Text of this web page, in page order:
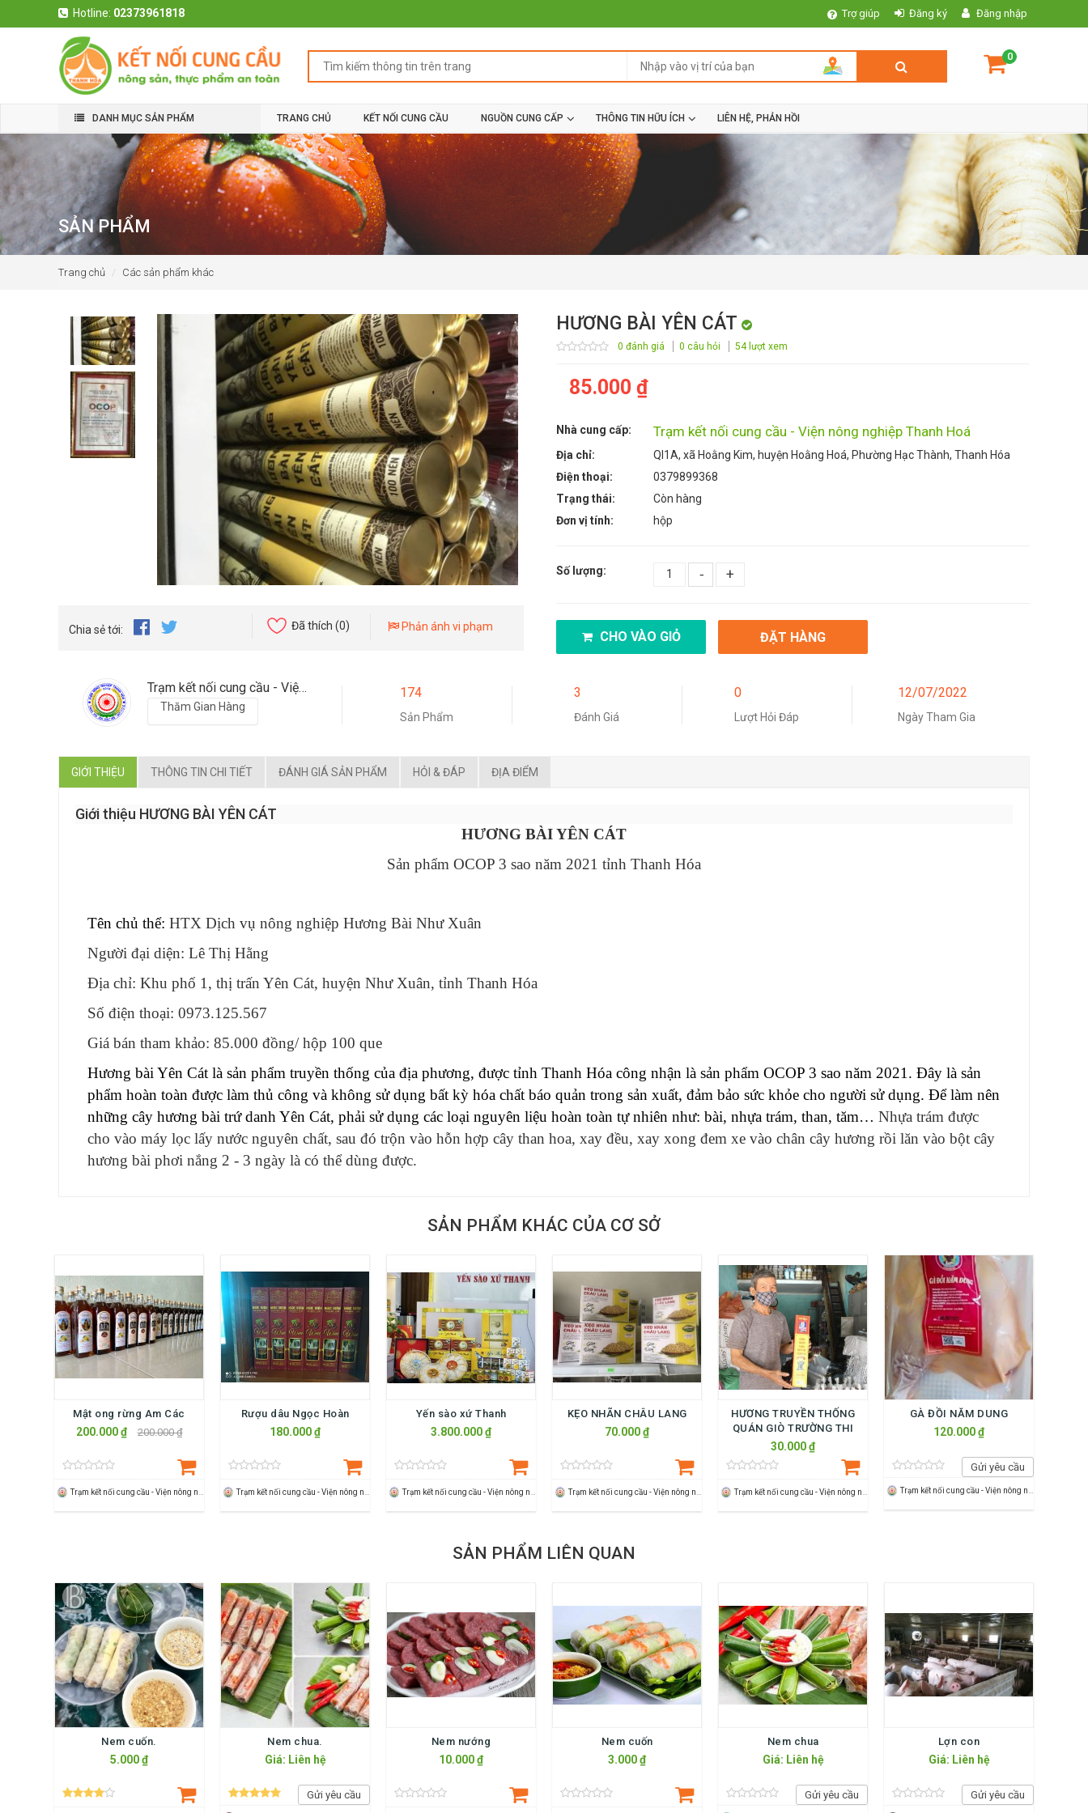
Hotline: 02373961818 Trợ giúp Đăng ký Đăng nhập
0
DANH MỤC SẢN PHẨM TRANG CHỦ KẾT NỐI CUNG CẦU NGUỒN CUNG CẤP THÔNG TIN HỮU ÍCH LIÊN HỆ, PHẢN HỒI
SẢN PHẨM
Trang chủ Các sản phẩm khác
Chia sẻ tới: Đã thích (0) Phản ánh vi phạm
HƯƠNG BÀI YÊN CÁT
0 đánh giá 0 câu hỏi 54 lượt xem
85.000 ₫
Nhà cung cấp: Trạm kết nối cung cầu - Viện nông nghiệp Thanh Hoá
Địa chỉ:
Ql1A, xã Hoằng Kim, huyện Hoằng Hoá, Phường Hạc Thành, Thanh Hóa
Điện thoại:
0379899368
Trạng thái:
Còn hàng
Đơn vị tính:
hộp
Số lượng: - +
CHO VÀO GIỎ ĐẶT HÀNG
Trạm kết nối cung cầu - Viện nông nghiệp Thanh Hoá
Thăm Gian Hàng
174
Sản Phẩm
3
Đánh Giá
0
Lượt Hỏi Đáp
12/07/2022
Ngày Tham Gia
GIỚI THIỆU THÔNG TIN CHI TIẾT ĐÁNH GIÁ SẢN PHẨM HỎI & ĐÁP ĐỊA ĐIỂM
Giới thiệu HƯƠNG BÀI YÊN CÁT
HƯƠNG BÀI YÊN CÁT
Sản phẩm OCOP 3 sao năm 2021 tỉnh Thanh Hóa
Tên chủ thể: HTX Dịch vụ nông nghiệp Hương Bài Như Xuân
Người đại diện: Lê Thị Hằng
Địa chỉ: Khu phố 1, thị trấn Yên Cát, huyện Như Xuân, tỉnh Thanh Hóa
Số điện thoại: 0973.125.567
Giá bán tham khảo: 85.000 đồng/ hộp 100 que
Hương bài Yên Cát là sản phẩm truyền thống của địa phương, được tỉnh Thanh Hóa công nhận là sản phẩm OCOP 3 sao năm 2021. Đây là sản
phẩm hoàn toàn được làm thủ công và không sử dụng bất kỳ hóa chất báo quản trong sản xuất, đảm bảo sức khỏe cho người sử dụng. Để làm nên
những cây hương bài trứ danh Yên Cát, phải sử dụng các loại nguyên liệu hoàn toàn tự nhiên như: bài, nhựa trám, than, tăm… Nhựa trám được
cho vào máy lọc lấy nước nguyên chất, sau đó trộn vào hỗn hợp cây than hoa, xay đều, xay xong đem xe vào chân cây hương rồi lăn vào bột cây
hương bài phơi nắng 2 - 3 ngày là có thể dùng được.
SẢN PHẨM KHÁC CỦA CƠ SỞ
Mật ong rừng Am Các
200.000 ₫ 200.000 ₫
Rượu dâu Ngọc Hoàn
180.000 ₫
Yến sào xứ Thanh
3.800.000 ₫
KẸO NHÃN CHÂU LANG
70.000 ₫
HƯƠNG TRUYỀN THỐNG
QUÁN GIÒ TRƯỜNG THI
30.000 ₫
GÀ ĐỒI NĂM DUNG
120.000 ₫
Gửi yêu cầu
SẢN PHẨM LIÊN QUAN
Nem cuốn.
5.000 ₫
Nem chua.
Giá: Liên hệ
Gửi yêu cầu
Nem nướng
10.000 ₫
Nem cuốn
3.000 ₫
Nem chua
Giá: Liên hệ
Gửi yêu cầu
Lợn con
Giá: Liên hệ
Gửi yêu cầu